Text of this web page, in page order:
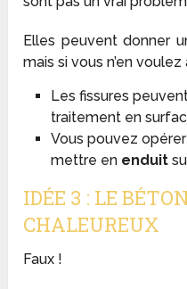
Elles peuvent donner
mais si vous n’en voulez
Les fissures
traitement en
Vous pouvez
mettre en enduit
IDÉE 3 : LE
CHALEUREUX
Faux !